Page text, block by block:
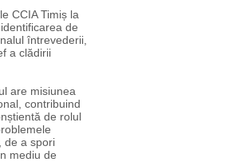
CCIA Timiș la
de
întrevederii,
a clădirii
are misiunea
contribuind
de rolul
de a spori
mediu de